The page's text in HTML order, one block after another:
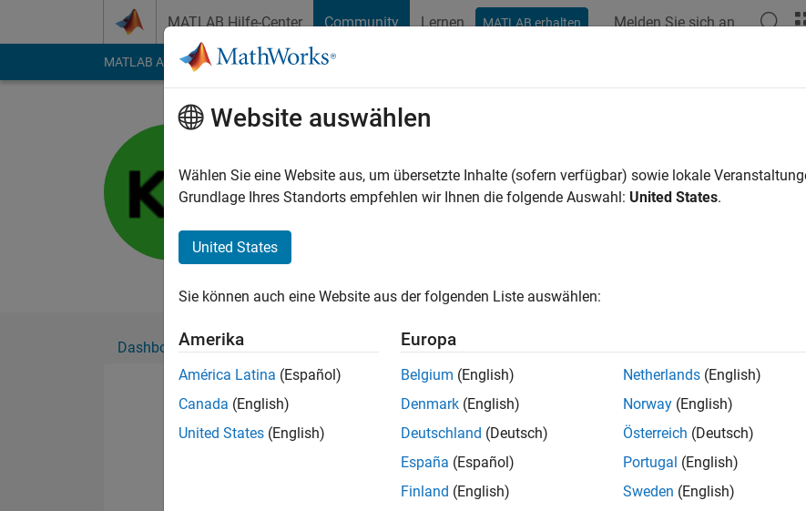
MATLAB Hilfe-Center Community Lernen MATLAB erhalten Melden Sie sich an
MATLAB Answers File Exchange Cody
Aktiv seit 2023
Followers:0 Following:0
My interest includes web and app development and machine learning.
Dashboard Abzeichen Empfehlungen
Please to endorse this person in a skill
Website auswählen
Wählen Sie eine Website aus, um übersetzte Inhalte (sofern verfügbar) sowie lokale
Grundlage Ihres Standorts empfehlen wir Ihnen die folgende Auswahl: United States.
United States
Sie können auch eine Website aus der folgenden Liste auswählen:
Amerika
América Latina (Español)
Canada (English)
United States (English)
Europa
Belgium (English)
Denmark (English)
Deutschland (Deutsch)
España (Español)
Finland (English)
Netherlands (English)
Norway (English)
Österreich (Deutsch)
Portugal (English)
Sweden (English)